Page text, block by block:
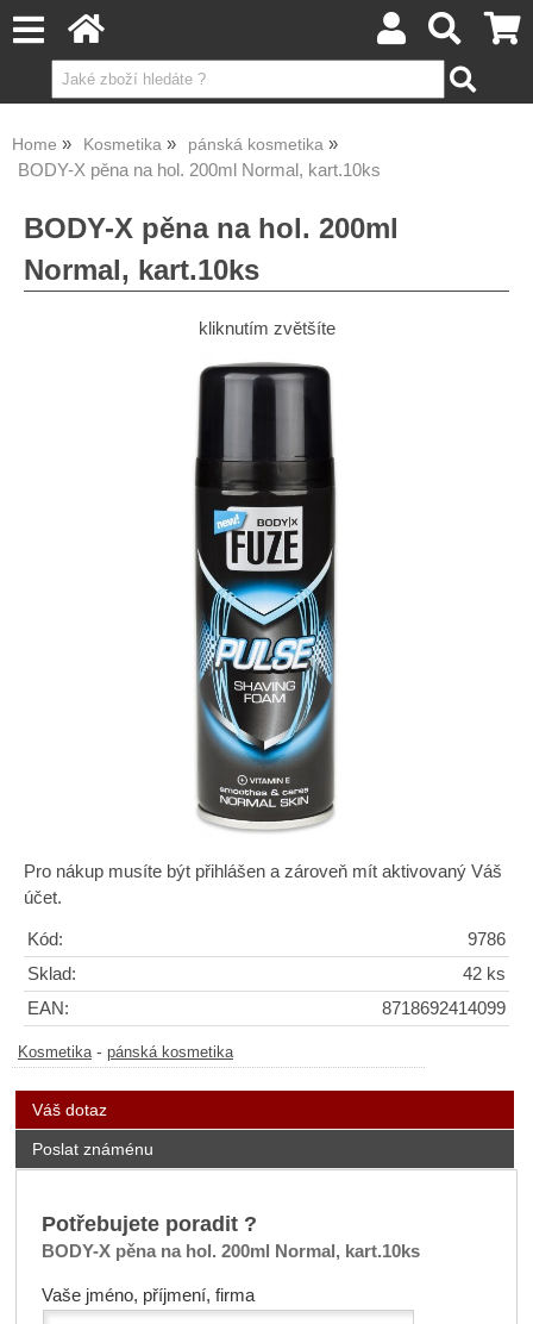
Home Kosmetika pánská kosmetika
BODY-X pěna na hol. 200ml Normal, kart.10ks
BODY-X pěna na hol. 200ml
Normal, kart.10ks
kliknutím zvětšíte
Pro nákup musíte být přihlášen a zároveň mít aktivovaný Váš
účet.
Kód:
9786
Sklad:
42 ks
EAN:
8718692414099
Kosmetika - pánská kosmetika
Váš dotaz
Poslat známénu
Potřebujete poradit ?
BODY-X pěna na hol. 200ml Normal, kart.10ks
Vaše jméno, příjmení, firma